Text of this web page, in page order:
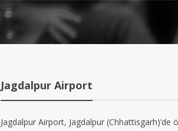
Jagdalpur Airport
Jagdalpur Airport, Jagdalpur (Chhattisgarh)’de